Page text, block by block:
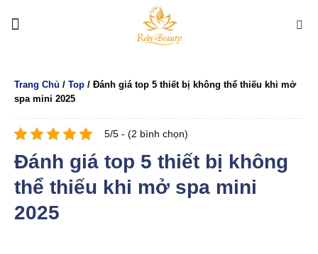
qua
Trang Chủ / Top / Đánh giá top 5 thiết bị không thể thiếu khi mở
spa mini 2025
5/5 - (2 bình chọn)
Đánh giá top 5 thiết bị không
thể thiếu khi mở spa mini
2025